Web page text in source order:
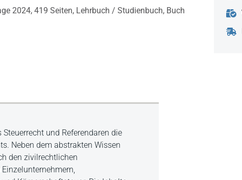
2024, 419 Seiten, Lehrbuch / Studienbuch, Buch
und Referendaren die
Neben dem abstrakten Wissen
den zivilrechtlichen